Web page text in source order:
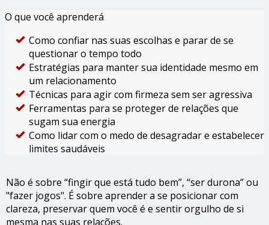
O que você aprenderá
Como confiar nas suas escolhas e parar de se
questionar o tempo todo
Estratégias para manter sua identidade mesmo em
um relacionamento
Técnicas para agir com firmeza sem ser agressiva
Ferramentas para se proteger de relações que
sugam sua energia
Como lidar com o medo de desagradar e estabelecer
limites saudáveis
Não é sobre “fingir que está tudo bem”, “ser durona” ou
"fazer jogos". É sobre aprender a se posicionar com
clareza, preservar quem você é e sentir orgulho de si
mesma nas suas relações.